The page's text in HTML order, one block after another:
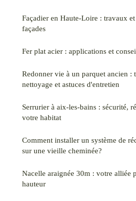
Façadier en Haute-Loire : travaux
façades
Fer plat acier : applications et
Redonner vie à un parquet ancien :
nettoyage et astuces d'entretien
Serrurier à aix-les-bains : sécurité,
votre habitat
Comment installer un système de
sur une vieille cheminée?
Nacelle araignée 30m : votre alliée
hauteur